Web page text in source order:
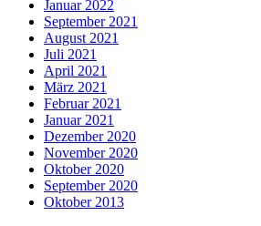
Januar 2022
September 2021
August 2021
Juli 2021
April 2021
März 2021
Februar 2021
Januar 2021
Dezember 2020
November 2020
Oktober 2020
September 2020
Oktober 2013